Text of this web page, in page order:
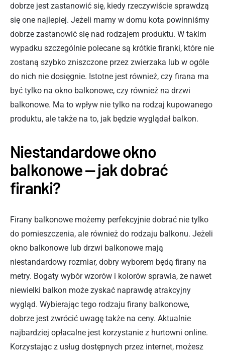
dobrze jest zastanowić się, kiedy rzeczywiście sprawdzą
się one najlepiej. Jeżeli mamy w domu kota powinniśmy
dobrze zastanowić się nad rodzajem produktu. W takim
wypadku szczególnie polecane są krótkie firanki, które nie
zostaną szybko zniszczone przez zwierzaka lub w ogóle
do nich nie dosięgnie. Istotne jest również, czy firana ma
być tylko na okno balkonowe, czy również na drzwi
balkonowe. Ma to wpływ nie tylko na rodzaj kupowanego
produktu, ale także na to, jak będzie wyglądał balkon.
Niestandardowe okno
balkonowe — jak dobrać
firanki?
Firany balkonowe możemy perfekcyjnie dobrać nie tylko
do pomieszczenia, ale również do rodzaju balkonu. Jeżeli
okno balkonowe lub drzwi balkonowe mają
niestandardowy rozmiar, dobry wyborem będą firany na
metry. Bogaty wybór wzorów i kolorów sprawia, że nawet
niewielki balkon może zyskać naprawdę atrakcyjny
wygląd. Wybierając tego rodzaju firany balkonowe,
dobrze jest zwrócić uwagę także na ceny. Aktualnie
najbardziej opłacalne jest korzystanie z hurtowni online.
Korzystając z usług dostępnych przez internet, możesz